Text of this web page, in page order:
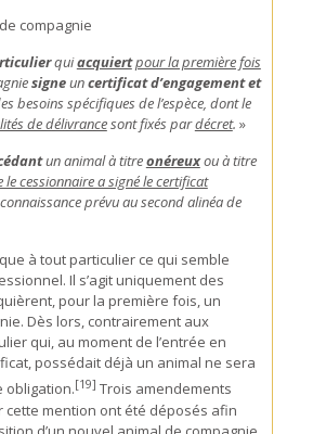
compagnie
quiacquiertpour la première fois
signeuncertificat d’engagement et
besoins spécifiques de l’espèce, dont le
de délivrancesont fixés pardécret. »
un animal à titreonéreuxou à titre
le cessionnaire a signé le certificat
prévu au second alinéa de
à tout particulier ce qui semble
Il s’agit uniquement des
pour la première fois, un
Dès lors, contrairement aux
qui, au moment de l’entrée en
possédait déjà un animal ne sera
obligation.[19] Trois amendements
cette mention ont été déposés afin